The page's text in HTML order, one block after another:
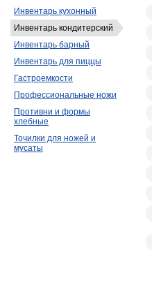
Инвентарь кухонный
Инвентарь кондитерский
Инвентарь барный
Инвентарь для пиццы
Гастроемкости
Профессиональные ножи
Противни и формы
хлебные
Точилки для ножей и
мусаты